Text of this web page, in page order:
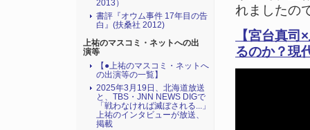
れましたの
【宮台真
るのか？現
2013）
書評『オウム事件 17年目の告
白』(扶桑社 2012)
上祐のマスコミ・ネットへの出
演等
【●上祐のマスコミ・ネットへ
の出演等の一覧】
2025年3月19日、北海道放送
と、TBS・JNN NEWS DIGで
「戦わなければ滅ぼされる...」
上祐のインタビューが放送、
掲載